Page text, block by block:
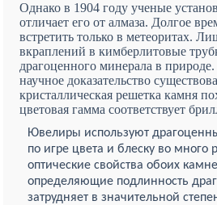
Однако в 1904 году ученые
отличает его от алмаза. Долгое
встретить только в метеоритах.
вкраплений в кимберлитовые
драгоценного минерала в
научное доказательство
кристаллическая решетка камня
цветовая гамма соответствует
Ювелиры используют
по игре цвета и блеску во
оптические свойства обоих
определяющие подлинность
затрудняет в значительной